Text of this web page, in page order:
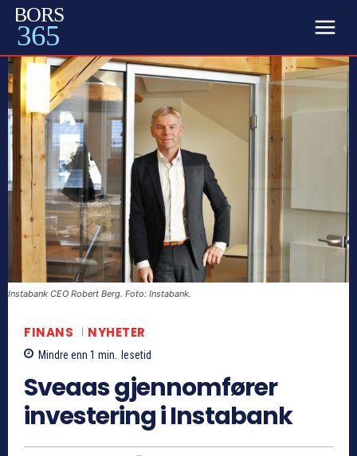
BORS
365
Instabank CEO Robert Berg. Foto: Instabank.
FINANS NYHETER
Mindre enn 1 min. lesetid
Sveaas gjennomfører
investering i Instabank